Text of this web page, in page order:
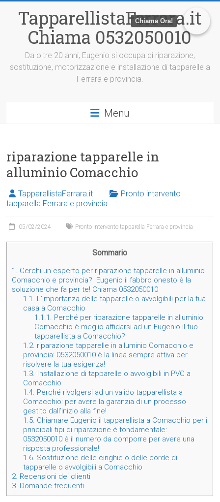
TapparellistaFerrara.it
Chiama 0532050010
Da oltre 20 anni, Eugenio si occupa di riparazione,
sostituzione, motorizzazione e installazione di tapparelle a
Ferrara e provincia.
Menu
riparazione tapparelle in
alluminio Comacchio
TapparellistaFerrara.it
Pronto intervento
tapparella Ferrara e provincia
05/02/2024 Pronto intervento tapparella Ferrara e provincia
Sommario
1. Cerchi un esperto per riparazione tapparelle in alluminio
Comacchio e provincia? Eugenio il fabbro onesto è la
soluzione che fa per te! Chiama 0532050010
1.1. L’importanza delle tapparelle o avvolgibili per la tua
casa a Comacchio
1.1.1. Perché per riparazione tapparelle in alluminio
Comacchio è meglio affidarsi ad un Eugenio il tuo
tapparellista a Comacchio?
1.2. riparazione tapparelle in alluminio Comacchio e
provincia: 0532050010 è la linea sempre attiva per
risolvere la tua esigenza!
1.3. Installazione di tapparelle o avvolgibili in PVC a
Comacchio
1.4. Perché rivolgersi ad un valido tapparellista a
Comacchio: per avere la garanzia di un processo
gestito dall’inizio alla fine!
1.5. Chiamare Eugenio il tapparellista a Comacchio per i
principali tipi di riparazione è fondamentale:
0532050010 è il numero da comporre per avere una
risposta professionale!
1.6. Sostituzione delle cinghie o delle corde di
tapparelle o avvolgibili a Comacchio
2. Recensioni dei clienti
3. Domande frequenti
Chiama Ora!